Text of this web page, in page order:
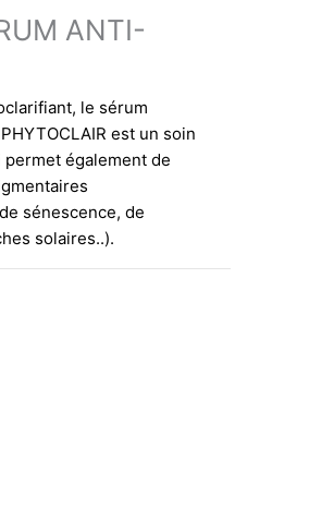
ANTI-
le sérum
est un soin
permet également de
sénescence, de
solaires..).